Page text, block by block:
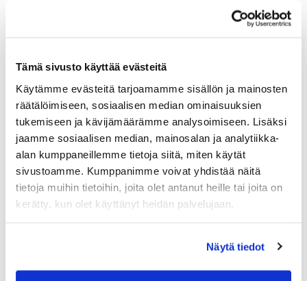
Tämä sivusto käyttää evästeitä
Käytämme evästeitä tarjoamamme sisällön ja mainosten
räätälöimiseen, sosiaalisen median ominaisuuksien
tukemiseen ja kävijämäärämme analysoimiseen. Lisäksi
jaamme sosiaalisen median, mainosalan ja analytiikka-
alan kumppaneillemme tietoja siitä, miten käytät
sivustoamme. Kumppanimme voivat yhdistää näitä
tietoja muihin tietoihin, joita olet antanut heille tai joita on
kerätty, kun olet käyttänyt heidän palvelujaan.
Näytä tiedot
GANT HOME
G-PATTERN BEACH TOWEL RANTAPYYHE 10
0X180CM, DRY SAND
Gantin suuri pyyhe (100x180cm) on täydellinen
kylpypyyhkeeksi, uima-altaalle ja rantaelämään. Pehmeät
pyyhkeet on valmistettu sertifioidusta luomupuuvillasta.
Pyyhe on plyyshipintainen ja kääntöpuoli on froteeta.